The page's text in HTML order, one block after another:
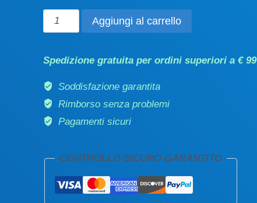
Olio
viso/corpo
rassodante
100
quantità
Aggiungi al carrello
Spedizione gratuita per ordini superiori a € 99
Soddisfazione garantita
Rimborso senza problemi
Pagamenti sicuri
CONTROLLO SICURO GARANTITO